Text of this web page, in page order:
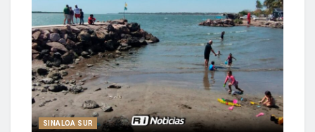
SINALOA SUR